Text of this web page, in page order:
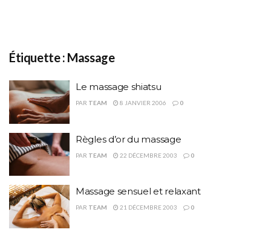
Étiquette : Massage
Le massage shiatsu
PAR TEAM 8 JANVIER 2006 0
Règles d’or du massage
PAR TEAM 22 DÉCEMBRE 2003 0
Massage sensuel et relaxant
PAR TEAM 21 DÉCEMBRE 2003 0